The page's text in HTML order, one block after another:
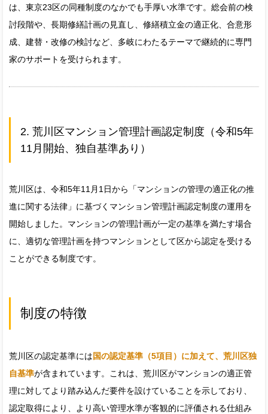
は、東京23区の同種制度のなかでも手厚い水準です。総会前の検
討段階や、長期修繕計画の見直し、修繕積立金の適正化、合意形
成、建替・改修の検討など、多岐にわたるテーマで継続的に専門
家のサポートを受けられます。
2. 荒川区マンション管理計画認定制度（令和5年
11月開始、独自基準あり）
荒川区は、令和5年11月1日から「マンションの管理の適正化の推
進に関する法律」に基づくマンション管理計画認定制度の運用を
開始しました。マンションの管理計画が一定の基準を満たす場合
に、適切な管理計画を持つマンションとして区から認定を受ける
ことができる制度です。
制度の特徴
荒川区の認定基準には国の認定基準（5項目）に加えて、荒川区独
自基準が含まれています。これは、荒川区がマンションの適正管
理に対してより踏み込んだ要件を設けていることを示しており、
認定取得により、より高い管理水準が客観的に評価される仕組み